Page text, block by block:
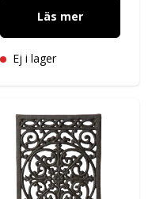
Läs mer
Ej i lager